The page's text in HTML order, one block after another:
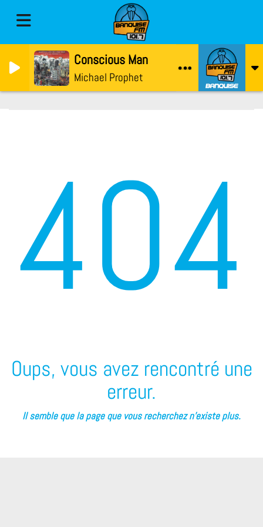
Conscious Man
Michael Prophet
404
Oups, vous avez rencontré une
erreur.
Il semble que la page que vous recherchez n’existe plus.